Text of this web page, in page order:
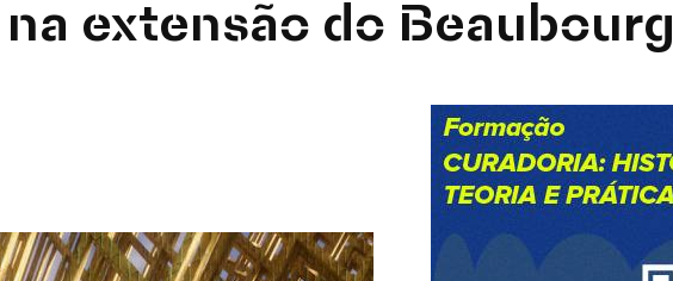
extensão do Beaubourg